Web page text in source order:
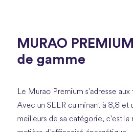
MURAO
de gamme
Le Murao Premium s'adresse
Avec un SEER culminant à 8,8 et
meilleurs de sa catégorie, c'est la